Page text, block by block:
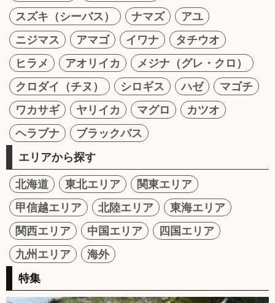
スズキ（シーバス）
ナマズ
アユ
ニジマス
アマゴ イワナ
タチウオ
ヒラメ
アオリイカ
メジナ（グレ・クロ）
クロダイ（チヌ）
シロギス ハゼ
マゴチ
ワカサギ
ヤリイカ マグロ
カツオ
ヘラブナ
ブラックバス
エリアから探す
北海道 東北エリア
関東エリア
甲信越エリア
北陸エリア
東海エリア
関西エリア
中国エリア
四国エリア
九州エリア
海外
特集